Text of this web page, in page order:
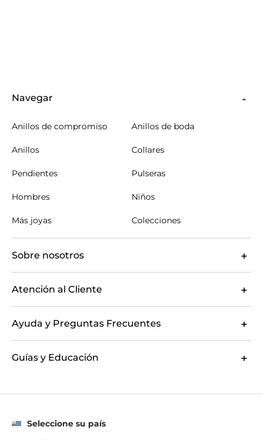
Navegar
Anillos de compromiso Anillos de boda
Anillos Collares
Pendientes Pulseras
Hombres Niños
Más joyas Colecciones
Sobre nosotros
Atención al Cliente
Ayuda y Preguntas Frecuentes
Guías y Educación
Seleccione su país